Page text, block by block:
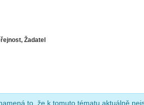
Žadatel
to, že k tomuto tématu aktuálně